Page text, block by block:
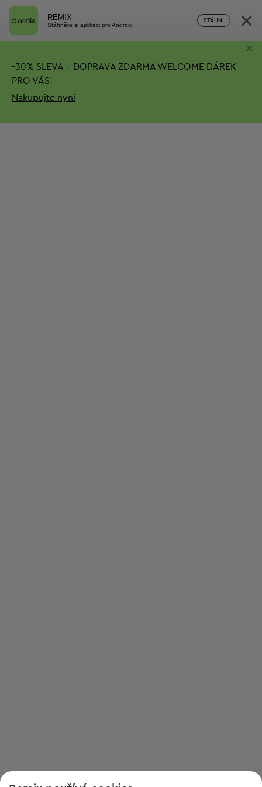
REMIX
Stáhněte si aplikaci pro Android
STÁHNI ×
-30% SLEVA + DOPRAVA ZDARMA WELCOME DÁREK
PRO VÁS!
Nakupujte nyní
×